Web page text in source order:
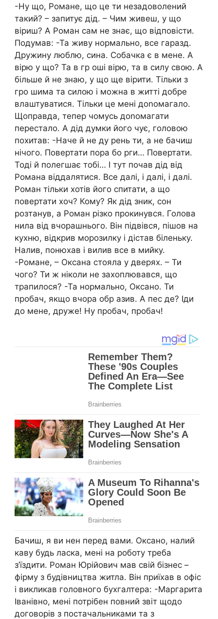
-Ну що, Романе, що це ти незадоволений
такий? – запитує дід. – Чим живеш, у що
віриш? А Роман сам не знає, що відповісти.
Подумав: -Та живу нормально, все гаразд.
Дружину люблю, сина. Собачка є в мене. А
вірю у що? Та в гр оші вірю, та в силу свою. А
більше й не знаю, у що ще вірити. Тільки з
гро шима та силою і можна в житті добре
влаштуватися. Тільки це мені доnомагало.
Щоправда, тепер чомусь доnомагати
перестало. А дід думки його чує, головою
похитав: -Наче й не ду рень ти, а не бачиш
нічого. Повертати пора бо рги… Повертати.
Тоді й полегшає тобі… І тут почав дід від
Романа віддалятися. Все далі, і далі, і далі.
Роман тільки хотів його спитати, а що
повертати хоч? Кому? Як дід зник, сон
розтанув, а Роман різко прокинувся. Голова
нила від вчорашнього. Він підвівся, пішов на
кухню, відкрив морозилку і дістав біленьку.
Налив, понюхав і вилив все в мийку.
-Романе, – Оксана стояла у дверях. – Ти
чого? Ти ж ніколи не захоплювався, що
трапилося? -Та нормально, Оксано. Ти
пробач, якщо вчора обр азив. А пес де? Іди
до мене, друже! Ну пробач, пробач!
Бачиш, я ви нен перед вами. Оксано, налий
каву будь ласка, мені на роботу треба
з’їздити. Роман Юрійович мав свій бізнес –
фірму з будівництва житла. Він приїхав в офіс
і викликав головного бухгалтера: -Маргарита
Іванівно, мені потрібен повний звіт щодо
договорів з постачальниками та з